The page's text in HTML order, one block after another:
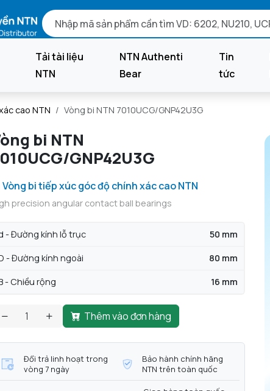
Tải tài liệu
NTN
NTN Authenti
Bear
Tin
tức
cao NTN Vòng bi NTN 7010UCG/GNP42U3G
bi NTN
GNP42U3G
Vòng bi tiếp xúc góc độ chính xác cao NTN
precision angular contact ball bearings
- Đường kính lỗ trục 50 mm
- Đường kính ngoài 80 mm
- Chiều rộng 16 mm
Thêm vào đơn hàng
Đổi trả linh hoạt trong
vòng 7 ngày
Bảo hành chính hãng
NTN trên toàn quốc